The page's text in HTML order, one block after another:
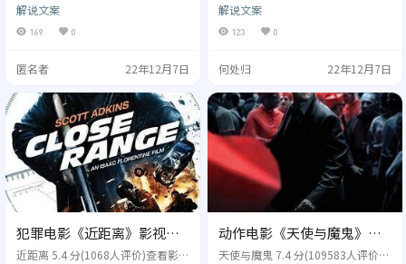
e Clouds,送我上青云 导演: 滕丛丛
演员: 姚晨,袁弘,李九霄,梁冠华,杨新
鸣,吴玉芳 类型: 剧情 制片国家/地
饰），女，独立上进有追求，渴望
自己患上了卵巢癌，需要进行手
术，但父亲出轨，母亲幼稚，家庭
给不了她可能的支持，她…
解说文案
169 0
匿名者 22年12月7日
盟：寻找暗黑仓鼠(港),怪胎英雄：
奇克探险记(台), 导演: 本斯塔森,Ben
jamin Mousquet 演员: Danny Fehse
德,乔奥克曼,莱拉贝尔津什,凯尔赫
家/地区: 比利时,法国 年份: 2022 奇
克是天生…
解说文案
123 0
何处归 22年12月7日
犯罪电影《近距离》影视解
说文案/片源
近距离 5.4 分(1068人评价)查看影评
动作电影《天使与魔鬼》影
视解说文案/片源
天使与魔鬼 7.4 分(109583人评价)